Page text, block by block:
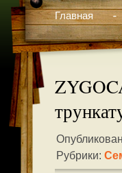
Главная
Рубрики: